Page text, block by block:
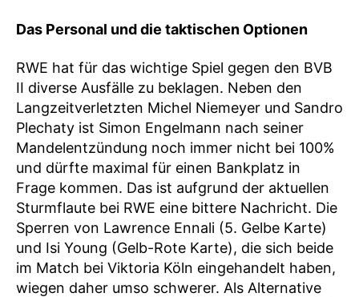
Das Personal und die taktischen Optionen
RWE hat für das wichtige Spiel gegen den BVB
II diverse Ausfälle zu beklagen. Neben den
Langzeitverletzten Michel Niemeyer und Sandro
Plechaty ist Simon Engelmann nach seiner
Mandelentzündung noch immer nicht bei 100%
und dürfte maximal für einen Bankplatz in
Frage kommen. Das ist aufgrund der aktuellen
Sturmflaute bei RWE eine bittere Nachricht. Die
Sperren von Lawrence Ennali (5. Gelbe Karte)
und Isi Young (Gelb-Rote Karte), die sich beide
im Match bei Viktoria Köln eingehandelt haben,
wiegen daher umso schwerer. Als Alternative